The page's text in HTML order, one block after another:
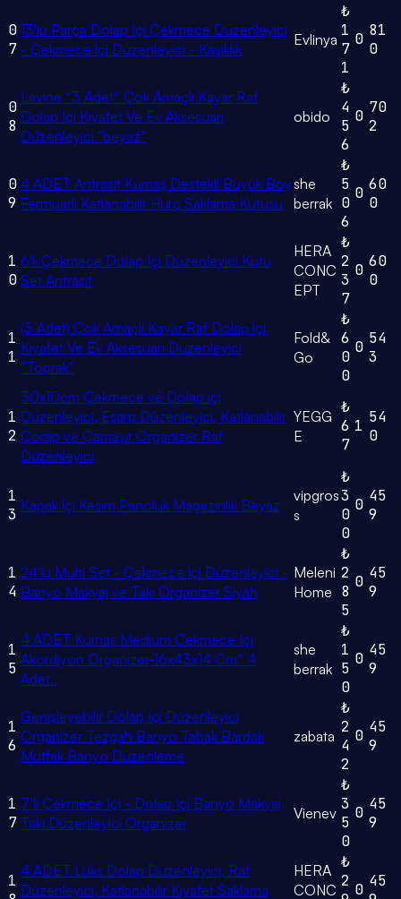
0
7
13'lü Parça Dolap Içi Çekmece Düzenleyici
- Çekmece İçi Düzenleyici - Kaşıklık
Evlinya
₺
1
7
1
0 81
0
0
8
Lavine *3 Adet* Çok Amaçlı Kayar Raf
Dolap Içi Kıyafet Ve Ev Aksesuarı
Düzenleyici ”beyaz”
obido
₺
4
5
6
0 70
2
0
9
4 ADET Antrasit Kumaş Destekli Büyük Boy
Fermuarlı Katlanabilir Hurç Saklama Kutusu
she
berrak
₺
5
0
6
0 60
0
1
0
6'lı Çekmece Dolap Içi Düzenleyici Kutu
Set Antrasit
HERA
CONC
EPT
₺
2
3
7
0 60
0
1
1
(3 Adet) Çok Amaçlı Kayar Raf Dolap İçi
Kıyafet Ve Ev Aksesuarı Düzenleyici
”Toprak”
Fold&
Go
₺
6
0
0
0 54
3
1
2
30x10cm Çekmece ve Dolap içi
Düzenleyici, Eşarp Düzenleyici, Katlanabilir
Çorap ve Çamaşır Organizer Raf
Düzenleyici
YEGG
E
₺
6
7
1 54
0
1
3 Kapak İçi Kesim Panoluk Magazinlik Beyaz
vipgros
s
₺
3
0
0
0 45
9
1
4
24'lü Multi Set - Çekmece İçi Düzenleyici -
Banyo Makyaj ve Takı Organizer Siyah
Meleni
Home
₺
2
8
5
0 45
9
1
5
4 ADET Kumaş Medium Çekmece Içi
Akordiyon Organizer-16x43x14 Cm* 4
Adet..
she
berrak
₺
1
5
0
0 45
9
1
6
Genişleyebilir Dolap Içi Düzenleyici
Organizer Tezgah Banyo Tabak Bardak
Mutfak Banyo Düzenleme
zabata
₺
2
4
2
0 45
9
1
7
7'li Çekmece Içi - Dolap Içi Banyo Makyaj
Takı Düzenleyici Organizer
Vienev
₺
3
5
0
0 45
9
1
4 ADET Lüks Dolap Düzenleyici, Raf
Düzenleyici, Katlanabilir Kıyafet Saklama
HERA
CONC
₺
2 0 45